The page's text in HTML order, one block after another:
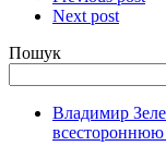
Next post
Пошук
Владимир